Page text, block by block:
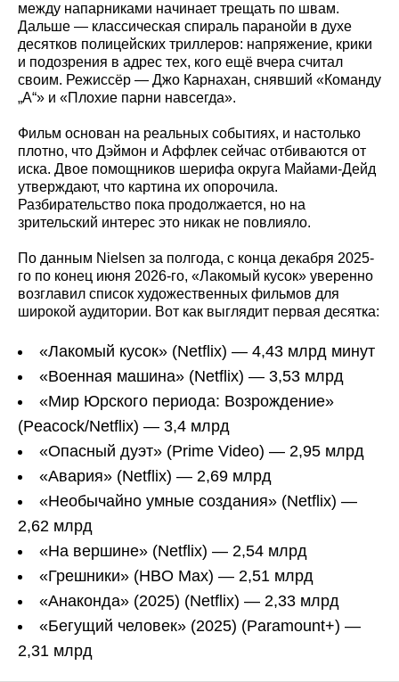
между напарниками начинает трещать по швам.
Дальше — классическая спираль паранойи в духе
десятков полицейских триллеров: напряжение, крики
и подозрения в адрес тех, кого ещё вчера считал
своим. Режиссёр — Джо Карнахан, снявший «Команду
„А“» и «Плохие парни навсегда».
Фильм основан на реальных событиях, и настолько
плотно, что Дэймон и Аффлек сейчас отбиваются от
иска. Двое помощников шерифа округа Майами-Дейд
утверждают, что картина их опорочила.
Разбирательство пока продолжается, но на
зрительский интерес это никак не повлияло.
По данным Nielsen за полгода, с конца декабря 2025-
го по конец июня 2026-го, «Лакомый кусок» уверенно
возглавил список художественных фильмов для
широкой аудитории. Вот как выглядит первая десятка:
«Лакомый кусок» (Netflix) — 4,43 млрд минут
«Военная машина» (Netflix) — 3,53 млрд
«Мир Юрского периода: Возрождение»
(Peacock/Netflix) — 3,4 млрд
«Опасный дуэт» (Prime Video) — 2,95 млрд
«Авария» (Netflix) — 2,69 млрд
«Необычайно умные создания» (Netflix) —
2,62 млрд
«На вершине» (Netflix) — 2,54 млрд
«Грешники» (HBO Max) — 2,51 млрд
«Анаконда» (2025) (Netflix) — 2,33 млрд
«Бегущий человек» (2025) (Paramount+) —
2,31 млрд